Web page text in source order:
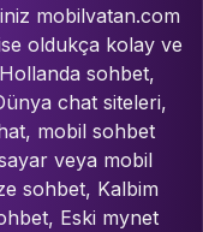
mobilvatan.com
oldukça kolay ve
sohbet,
chat siteleri,
mobil sohbet
veya mobil
sohbet, Kalbim
Eski mynet